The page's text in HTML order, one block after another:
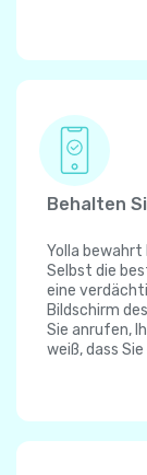
Behalten
Yolla bewahrt
Selbst die
eine
Bildschirm
Sie anrufen,
weiß, dass Sie